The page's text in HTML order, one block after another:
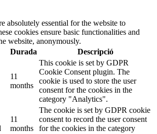
absolutely essential for the website to
cookies ensure basic functionalities and
website, anonymously.
Durada Descripció
11
months
This cookie is set by GDPR
Cookie Consent plugin. The
cookie is used to store the user
consent for the cookies in the
category "Analytics".
11
months
The cookie is set by GDPR cookie
consent to record the user consent
for the cookies in the category